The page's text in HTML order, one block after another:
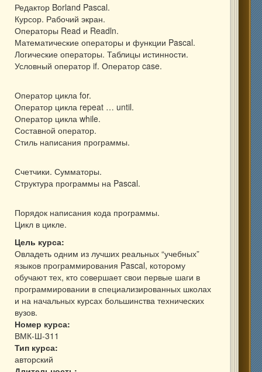
Редактор Borland Pascal.
Курсор. Рабочий экран.
Операторы Read и Readln.
Математические операторы и функции Pascal.
Логические операторы. Таблицы истинности.
Условный оператор if. Оператор case.
Оператор цикла for.
Оператор цикла repeat … until.
Оператор цикла while.
Составной оператор.
Стиль написания программы.
Счетчики. Сумматоры.
Структура программы на Pascal.
Порядок написания кода программы.
Цикл в цикле.
Цель курса:
Овладеть одним из лучших реальных “учебных”
языков программирования Pascal, которому
обучают тех, кто совершает свои первые шаги в
программировании в специализированных школах
и на начальных курсах большинства технических
вузов.
Номер курса:
ВМК-Ш-311
Тип курса:
авторский